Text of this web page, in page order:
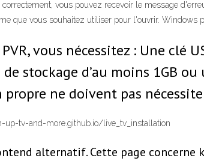
vous pouvez recevoir le message
que vous souhaitez utiliser pour l'ouvrir.
vous nécessitez : Une clé
stockage d’au moins 1GB
ne doivent pas
up-tv-and-more.github.io/live_tv_installation
alternatif. Cette page